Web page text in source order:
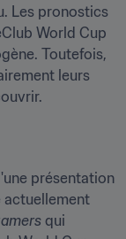
Les pronostics
World Cup
Toutefois,
leurs
présentation
actuellement
qui